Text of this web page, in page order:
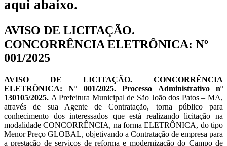
aqui abaixo.
AVISO DE LICITAÇÃO.
CONCORRÊNCIA ELETRÔNICA: Nº
001/2025
AVISO DE LICITAÇÃO. CONCORRÊNCIA
ELETRÔNICA: Nº 001/2025. Processo Administrativo nº
130105/2025. A Prefeitura Municipal de São João dos Patos – MA,
através de sua Agente de Contratação, torna público para
conhecimento dos interessados que está realizando licitação na
modalidade CONCORRÊNCIA, na forma ELETRÔNICA, do tipo
Menor Preço GLOBAL, objetivando a Contratação de empresa para
a prestação de serviços de reforma e modernização do Campo de